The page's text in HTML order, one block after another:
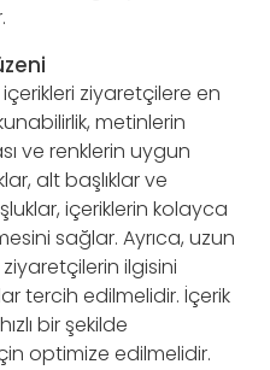
içerikleri ziyaretçilere en
metinlerin
ve renklerin uygun
alt başlıklar ve
içeriklerin kolayca
sağlar. Ayrıca, uzun
ilgisini
tercih edilmelidir. İçerik
bir şekilde
optimize edilmelidir.